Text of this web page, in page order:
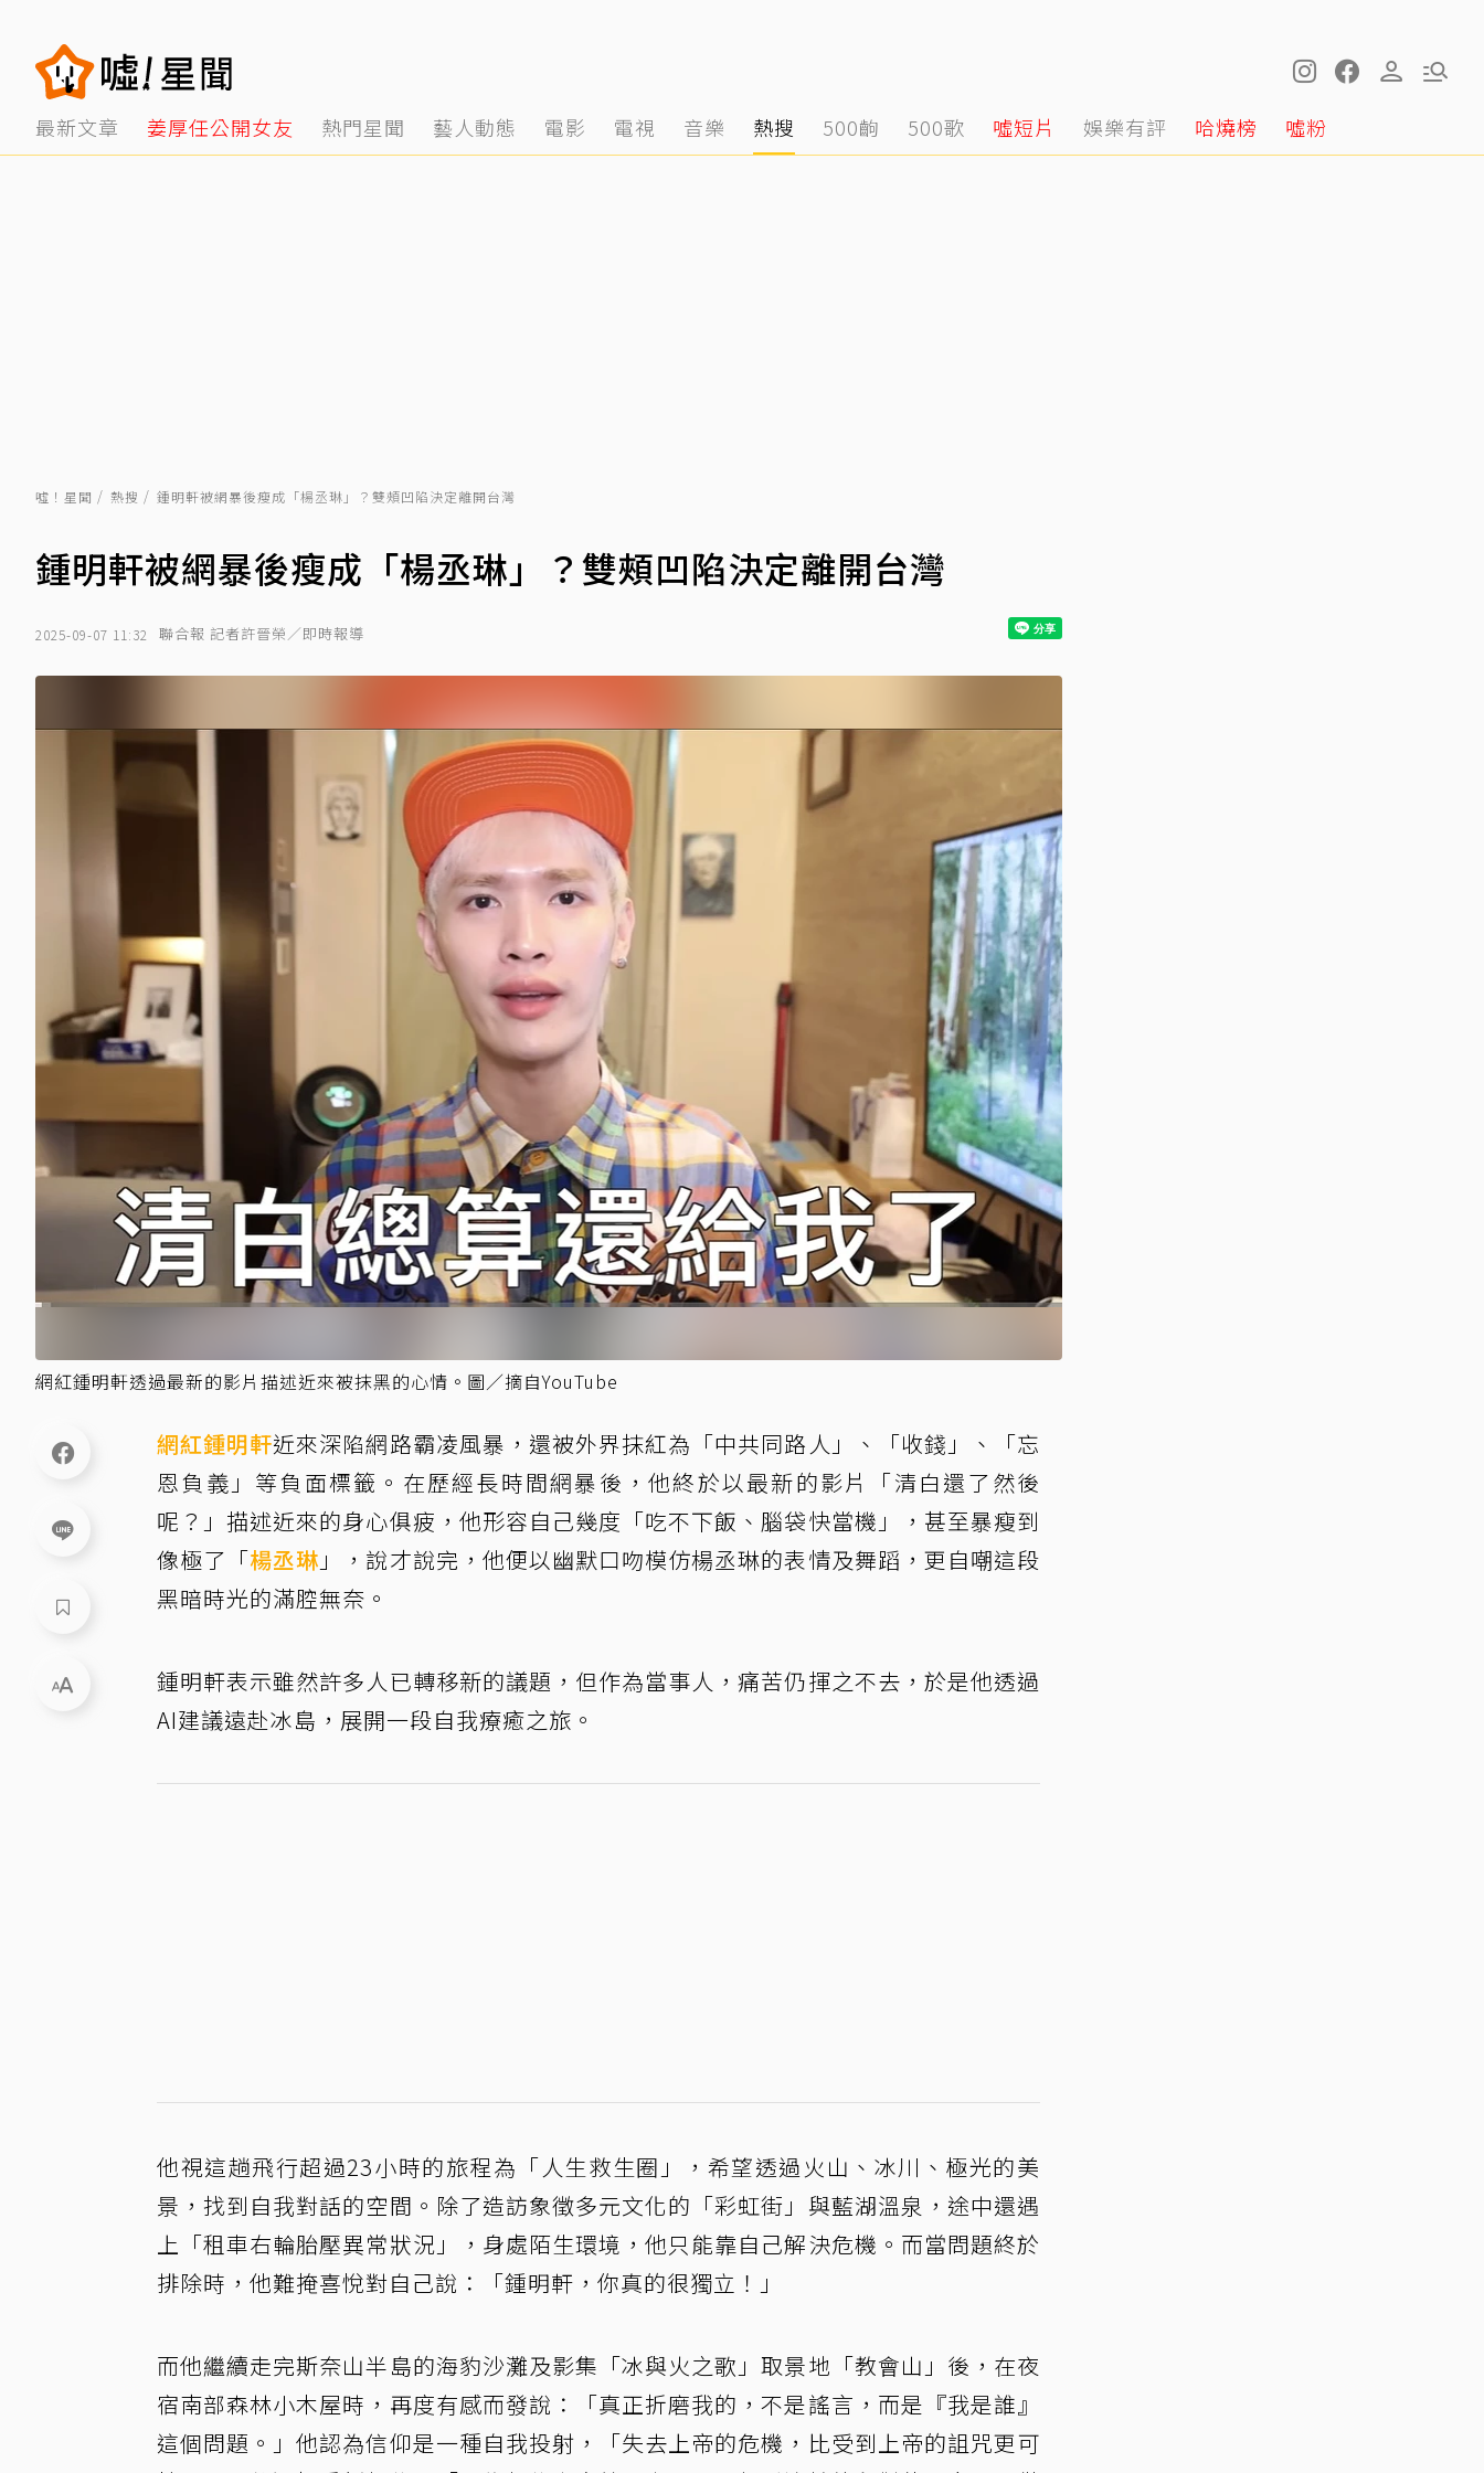
最新文章 姜厚任公開女友 熱門星聞 藝人動態 電影 電視 音樂 熱搜 500齣 500歌 噓短片 娛樂有評 哈燒榜 噓粉
噓！星聞 熱搜 鍾明軒被網暴後瘦成「楊丞琳」？雙頰凹陷決定離開台灣
鍾明軒被網暴後瘦成「楊丞琳」？雙頰凹陷決定離開台灣
2025-09-07 11:32 聯合報 記者許晉榮／即時報導
網紅鍾明軒透過最新的影片描述近來被抹黑的心情。圖／摘自YouTube
網紅鍾明軒近來深陷網路霸凌風暴，還被外界抹紅為「中共同路人」、「收錢」、「忘
恩負義」等負面標籤。在歷經長時間網暴後，他終於以最新的影片「清白還了然後
呢？」描述近來的身心俱疲，他形容自己幾度「吃不下飯、腦袋快當機」，甚至暴瘦到
像極了「楊丞琳 」，說才說完，他便以幽默口吻模仿楊丞琳的表情及舞蹈，更自嘲這段
黑暗時光的滿腔無奈。
鍾明軒表示雖然許多人已轉移新的議題，但作為當事人，痛苦仍揮之不去，於是他透過
AI建議遠赴冰島，展開一段自我療癒之旅。
他視這趟飛行超過23小時的旅程為「人生救生圈」，希望透過火山、冰川、極光的美
景，找到自我對話的空間。除了造訪象徵多元文化的「彩虹街」與藍湖溫泉，途中還遇
上「租車右輪胎壓異常狀況」，身處陌生環境，他只能靠自己解決危機。而當問題終於
排除時，他難掩喜悅對自己說：「鍾明軒，你真的很獨立！」
而他繼續走完斯奈山半島的海豹沙灘及影集「冰與火之歌」取景地「教會山」後，在夜
宿南部森林小木屋時，再度有感而發說：「真正折磨我的，不是謠言，而是『我是誰』
這個問題。」他認為信仰是一種自我投射，「失去上帝的危機，比受到上帝的詛咒更可